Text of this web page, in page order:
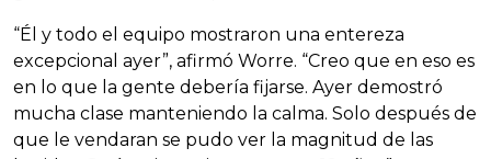
“Él y todo el equipo mostraron una entereza
excepcional ayer”, afirmó Worre. “Creo que en eso es
en lo que la gente debería fijarse. Ayer demostró
mucha clase manteniendo la calma. Solo después de
que le vendaran se pudo ver la magnitud de las